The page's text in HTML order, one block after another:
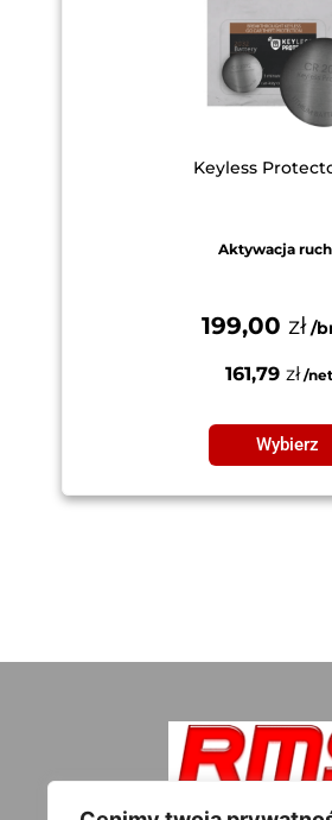
Keyless
Aktywacja
199,00 zł
161,79 zł
Wybierz
Szybki